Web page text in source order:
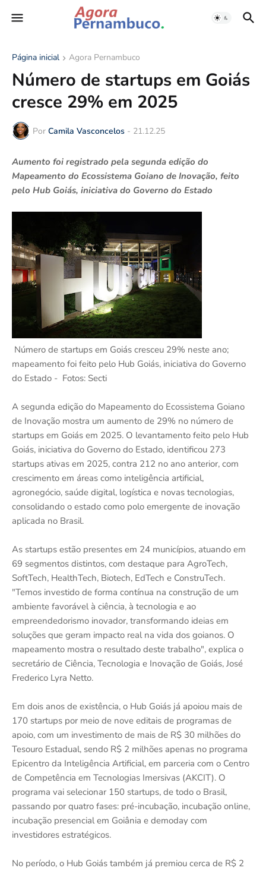
Página inicial Agora Pernambuco
Número de startups em Goiás
cresce 29% em 2025
Por Camila Vasconcelos - 21.12.25
Aumento foi registrado pela segunda edição do
Mapeamento do Ecossistema Goiano de Inovação, feito
pelo Hub Goiás, iniciativa do Governo do Estado
Número de startups em Goiás cresceu 29% neste ano;
mapeamento foi feito pelo Hub Goiás, iniciativa do Governo
do Estado - Fotos: Secti
A segunda edição do Mapeamento do Ecossistema Goiano
de Inovação mostra um aumento de 29% no número de
startups em Goiás em 2025. O levantamento feito pelo Hub
Goiás, iniciativa do Governo do Estado, identificou 273
startups ativas em 2025, contra 212 no ano anterior, com
crescimento em áreas como inteligência artificial,
agronegócio, saúde digital, logística e novas tecnologias,
consolidando o estado como polo emergente de inovação
aplicada no Brasil.
As startups estão presentes em 24 municípios, atuando em
69 segmentos distintos, com destaque para AgroTech,
SoftTech, HealthTech, Biotech, EdTech e ConstruTech.
"Temos investido de forma contínua na construção de um
ambiente favorável à ciência, à tecnologia e ao
empreendedorismo inovador, transformando ideias em
soluções que geram impacto real na vida dos goianos. O
mapeamento mostra o resultado deste trabalho", explica o
secretário de Ciência, Tecnologia e Inovação de Goiás, José
Frederico Lyra Netto.
Em dois anos de existência, o Hub Goiás já apoiou mais de
170 startups por meio de nove editais de programas de
apoio, com um investimento de mais de R$ 30 milhões do
Tesouro Estadual, sendo R$ 2 milhões apenas no programa
Epicentro da Inteligência Artificial, em parceria com o Centro
de Competência em Tecnologias Imersivas (AKCIT). O
programa vai selecionar 150 startups, de todo o Brasil,
passando por quatro fases: pré-incubação, incubação online,
incubação presencial em Goiânia e demoday com
investidores estratégicos.
No período, o Hub Goiás também já premiou cerca de R$ 2